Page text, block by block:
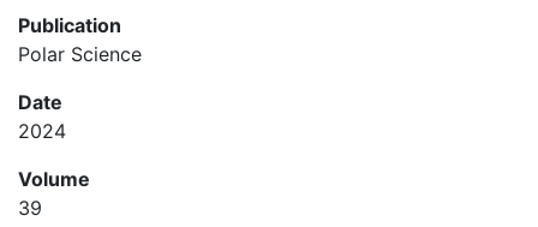
Publication
Polar Science
Date
2024
Volume
39